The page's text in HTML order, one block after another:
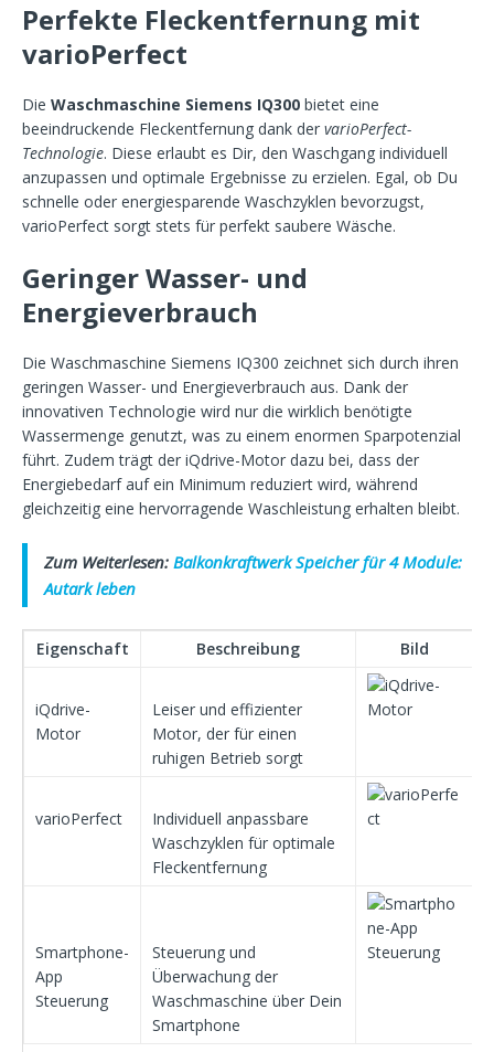
Perfekte Fleckentfernung mit
varioPerfect
Die Waschmaschine Siemens IQ300 bietet eine
beeindruckende Fleckentfernung dank der varioPerfect-
Technologie. Diese erlaubt es Dir, den Waschgang individuell
anzupassen und optimale Ergebnisse zu erzielen. Egal, ob Du
schnelle oder energiesparende Waschzyklen bevorzugst,
varioPerfect sorgt stets für perfekt saubere Wäsche.
Geringer Wasser- und
Energieverbrauch
Die Waschmaschine Siemens IQ300 zeichnet sich durch ihren
geringen Wasser- und Energieverbrauch aus. Dank der
innovativen Technologie wird nur die wirklich benötigte
Wassermenge genutzt, was zu einem enormen Sparpotenzial
führt. Zudem trägt der iQdrive-Motor dazu bei, dass der
Energiebedarf auf ein Minimum reduziert wird, während
gleichzeitig eine hervorragende Waschleistung erhalten bleibt.
Zum Weiterlesen: Balkonkraftwerk Speicher für 4 Module:
Autark leben
Eigenschaft Beschreibung Bild
iQdrive-
Motor
Leiser und effizienter
Motor, der für einen
ruhigen Betrieb sorgt
varioPerfect
Individuell anpassbare
Waschzyklen für optimale
Fleckentfernung
Smartphone-
App
Steuerung
Steuerung und
Überwachung der
Waschmaschine über Dein
Smartphone